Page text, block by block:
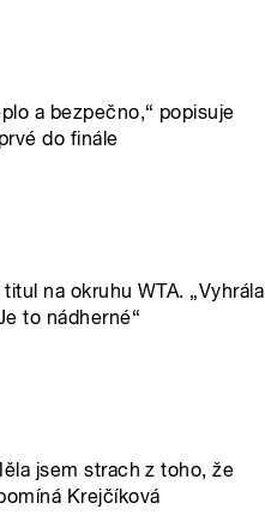
a bezpečno,“ popisuje
do finále
na okruhu WTA. „Vyhrála
to nádherné“
jsem strach z toho, že
Krejčíková